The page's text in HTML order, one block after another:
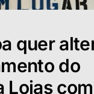
quer
do
Lojas com